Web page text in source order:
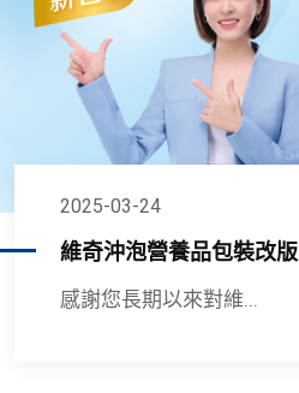
2025-03-24
維奇沖泡營養品包裝改版
感謝您長期以來對維...